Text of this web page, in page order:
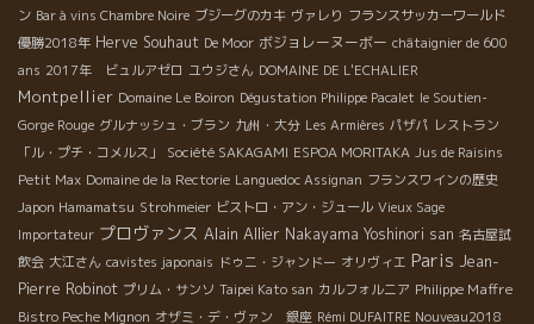
ン Bar à vins Chambre Noire ブジーグのカキ ヴァレり フランスサッカーワールド
優勝2018年 Herve Souhaut De Moor ボジョレーヌーボー châtaignier de 600
ans 2017年 ビュルアゼロ ユウジさん DOMAINE DE L'ECHALIER
Montpellier Domaine Le Boiron Dégustation Philippe Pacalet le Soutien-
Gorge Rouge グルナッシュ・ブラン 九州・大分 Les Armières パザパ レストラン
「ル・プチ・コメルス」
Société SAKAGAMI ESPOA MORITAKA Jus de Raisins
Petit Max Domaine de la Rectorie Languedoc Assignan フランスワインの歴史
Japon Hamamatsu Strohmeier ビストロ・アン・ジュール Vieux Sage
Importateur プロヴァンス Alain Allier Nakayama Yoshinori san 名古屋試
飲会 大江さん cavistes japonais ドゥニ・ジャンドー オリヴィエ Paris Jean-
Pierre Robinot プリム・サンソ Taipei Kato san カルフォルニア Philippe Maffre
Bistro Peche Mignon オザミ・デ・ヴァン 銀座 Rémi DUFAITRE Nouveau2018